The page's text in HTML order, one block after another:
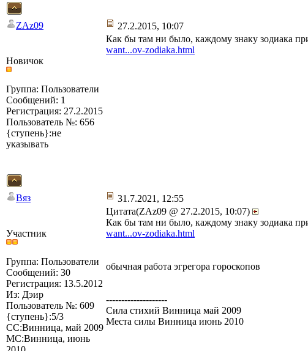
ZAz09 27.2.2015, 10:07
Новичок
Группа: Пользователи
Сообщений: 1
Регистрация: 27.2.2015
Пользователь №: 656
{ступень}:не
указывать
Как бы там ни было, каждому знаку зодиака
want...ov-zodiaka.html
Вяз 31.7.2021, 12:55
Участник
Группа: Пользователи
Сообщений: 30
Регистрация: 13.5.2012
Из: Дэир
Пользователь №: 609
{ступень}:5/3
СС:Винница, май 2009
МС:Винница, июнь
Цитата(ZAz09 @ 27.2.2015, 10:07)
Как бы там ни было, каждому знаку зодиака
want...ov-zodiaka.html
обычная работа эгрегора гороскопов
--------------------
Сила стихий Винница май 2009
Места силы Винница июнь 2010